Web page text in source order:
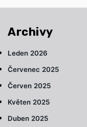
Archivy
Leden 2026
Červenec 2025
Červen 2025
Květen 2025
Duben 2025